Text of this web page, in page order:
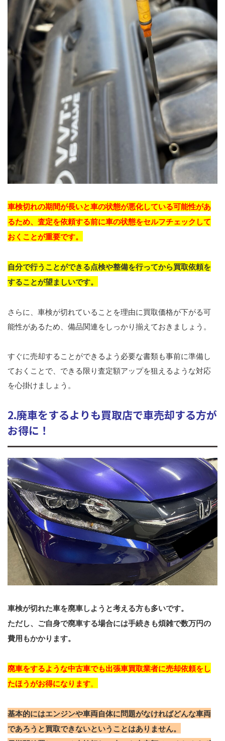
車検切れの期間が長いと車の状態が悪化している可能性があ
るため、査定を依頼する前に車の状態をセルフチェックして
おくことが重要です。
自分で行うことができる点検や整備を行ってから買取依頼を
することが望ましいです。
さらに、車検が切れていることを理由に買取価格が下がる可
能性があるため、備品関連をしっかり揃えておきましょう。
すぐに売却することができるよう必要な書類も事前に準備し
ておくことで、できる限り査定額アップを狙えるような対応
を心掛けましょう。
2.廃車をするよりも買取店で車売却する方が
お得に！
車検が切れた車を廃車しようと考える方も多いです。
ただし、ご自身で廃車する場合には手続きも煩雑で数万円の
費用もかかります。
廃車をするような中古車でも出張車買取業者に売却依頼をし
たほうがお得になります。
基本的にはエンジンや車両自体に問題がなければどんな車両
であろうと買取できないということはありません。